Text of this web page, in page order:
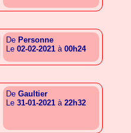
De Personne
Le 02-02-2021 à 00h24
De Gaultier
Le 31-01-2021 à 22h32